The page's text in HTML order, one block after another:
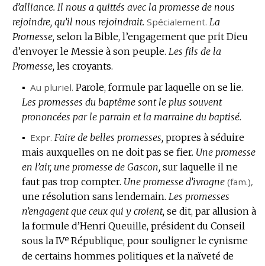
d’alliance. Il nous a quittés avec la promesse de nous
rejoindre, qu’il nous rejoindrait. Spécialement. La
Promesse, selon la Bible, l’engagement que prit Dieu
d’envoyer le Messie à son peuple. Les fils de la
Promesse, les croyants.
▪ Au pluriel. Parole, formule par laquelle on se lie.
Les promesses du baptême sont le plus souvent
prononcées par le parrain et la marraine du baptisé.
▪ Expr. Faire de belles promesses, propres à séduire
mais auxquelles on ne doit pas se fier. Une promesse
en l’air, une promesse de Gascon, sur laquelle il ne
faut pas trop compter. Une promesse d’ivrogne (fam.),
une résolution sans lendemain. Les promesses
n’engagent que ceux qui y croient, se dit, par allusion à
la formule d’Henri Queuille, président du Conseil
sous la IVeRépublique, pour souligner le cynisme
de certains hommes politiques et la naïveté de